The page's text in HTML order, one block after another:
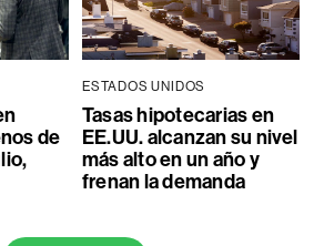
de
ESTADOS UNIDOS
Tasas hipotecarias en
EE.UU. alcanzan su nivel
más alto en un año y
frenan la demanda